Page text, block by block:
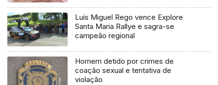
Luís Miguel Rego vence Explore
Santa Maria Rallye e sagra-se
campeão regional
Homem detido por crimes de
coação sexual e tentativa de
violação